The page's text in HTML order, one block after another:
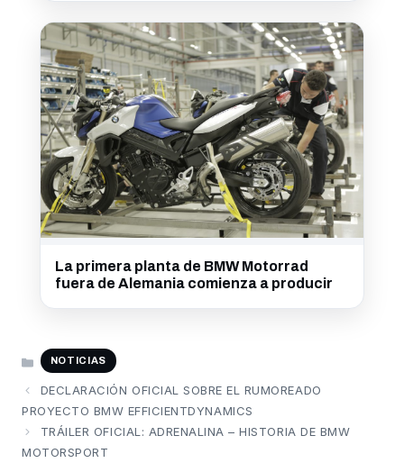
La primera planta de BMW Motorrad
fuera de Alemania comienza a producir
CATEGORÍAS
NOTICIAS
DECLARACIÓN OFICIAL SOBRE EL RUMOREADO
PROYECTO BMW EFFICIENTDYNAMICS
TRÁILER OFICIAL: ADRENALINA – HISTORIA DE BMW
MOTORSPORT